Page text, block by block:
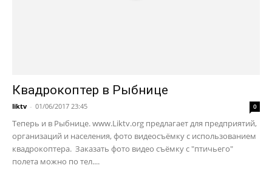
Квадрокоптер в Рыбнице
liktv - 01/06/2017 23:45 0
Теперь и в Рыбнице. www.Liktv.org предлагает для предприятий,
организаций и населения, фото видеосъёмку с использованием
квадрокоптера. Заказать фото видео съёмку с "птичьего"
полета можно по тел....